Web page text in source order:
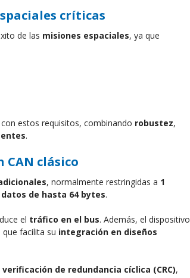
críticas
de las misiones espaciales, ya que
estos requisitos, combinando robustez,
.
clásico
, normalmente restringidas a 1
de hasta 64 bytes.
el tráfico en el bus. Además, el dispositivo
que facilita su integración en diseños
de redundancia cíclica (CRC),